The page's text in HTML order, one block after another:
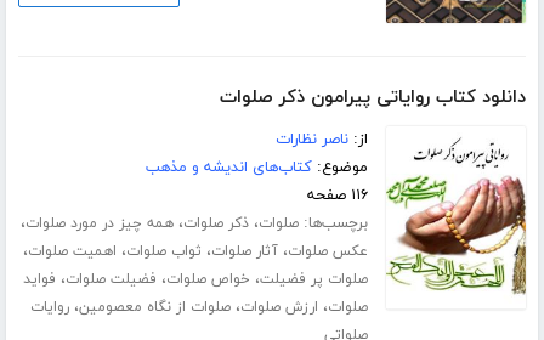
دانلود کتاب روایاتی پیرامون ذکر صلوات
از:ناصر نظارات
موضوع:کتاب‌های اندیشه و مذهب
۱۱۶ صفحه
برچسب‌ها:صلوات،ذکر صلوات،همه چیز در مورد صلوات،
عکس صلوات،آثار صلوات، ثواب صلوات، اهمیت صلوات،
صلوات پر فضیلت، خواص صلوات، فضیلت صلوات، فواید
صلوات، ارزش صلوات،صلوات از نگاه معصومین،روایات
صلواتی